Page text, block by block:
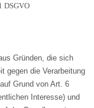
DSGVO
Gründen, die sich
gegen die Verarbeitung
Grund von Art. 6
Interesse) und